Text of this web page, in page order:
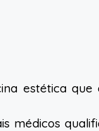
estética
médicos